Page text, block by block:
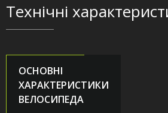
Технічні
ОСНОВНІ
ХАРАКТЕРИСТИКИ
ВЕЛОСИПЕДА